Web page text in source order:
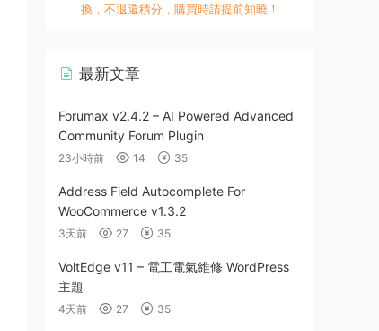
換，不退還積分，購買時請提前知曉！
最新文章
Forumax v2.4.2 – AI Powered Advanced
Community Forum Plugin
23小時前 14 35
Address Field Autocomplete For
WooCommerce v1.3.2
3天前 27 35
VoltEdge v11 – 電工電氣維修 WordPress
主題
4天前 27 35